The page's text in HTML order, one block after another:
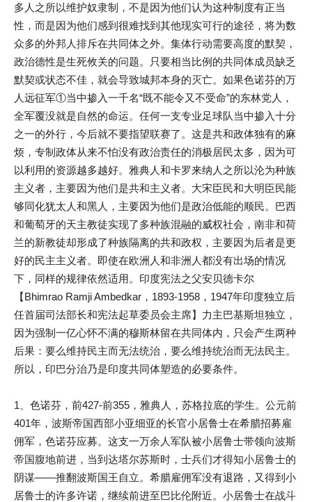
多人之所以维护奴隶制，不是因为他们认为这种制度有正当
性，而是因为他们感到很难找到其他现实可行的途径，将为数
众多的外邦人排斥在共同体之外。集体行动需要高度的默契，
政治德性是生死攸关的问题。只要相当比例的共同体成员缺乏
默契或状态不佳，就会导致城邦本身的灭亡。如果色诺芬的万
人远征军①当中掺入一千名“既不能令又不受命”的东林党人，
全军覆没就是自然的命运。任何一支专业足球队当中掺入十分
之一的外行，今后就不要指望联赛了。这是共和政体独有的麻
烦，专制政体从来不怕没有政治责任的消极居民太多，因为可
以利用的资源越多越好。雅典人和卡罗来纳人之所以沦为种族
主义者，主要因为他们是共和主义者。大宋臣民和大明臣民能
够同化犹太人和黑人，主要因为他们是政治低能的顺民。巴西
和葡萄牙的天主教徒实现了多种族混融的威权社会，南非和荷
兰的新教徒却形成了种族隔离的共和政权，主要因为后者是更
好的民主主义者。即使在欧洲人和非洲人都没有出场的情况
下，同样的规律依然适用。印度宪法之父安贝德卡尔
【Bhimrao Ramji Ambedkar，1893-1958，1947年印度独立后
任首届司法部长和宪法起草委员会主席】力主巴基斯坦独立，
因为强制一亿心怀不满的穆斯林留在共同体内，只会产生两种
后果：要么维持民主而无法统治，要么维持统治而无法民主。
所以，印巴分治乃是印度共同体塑造的必要条件。
1、色诺芬，前427-前355，雅典人，苏格拉底的学生。公元前
401年，波斯帝国西部小亚细亚的长官小居鲁士在希腊招募雇
佣军，色诺芬应募。这支一万余人军队被小居鲁士带领向波斯
帝国腹地前进，当到达塔尔苏斯时，士兵们才得知小居鲁士的
阴谋——推翻波斯国王自立。希腊雇佣军没有退路，又得到小
居鲁士的许多许诺，继续前进至巴比伦附近。小居鲁士在战斗